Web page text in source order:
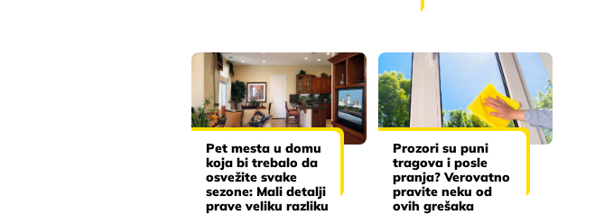
Pet mesta u domu
koja bi trebalo da
osvežite svake
sezone: Mali detalji
prave veliku razliku
Prozori su puni
tragova i posle
pranja? Verovatno
pravite neku od
ovih grešaka